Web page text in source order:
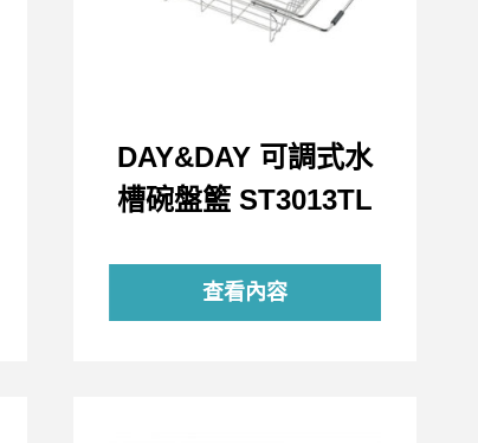
DAY&DAY 可調式水
槽碗盤籃 ST3013TL
查看內容